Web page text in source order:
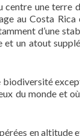
centre une terre
au Costa Rica
d’une
et un atout
du monde et
en